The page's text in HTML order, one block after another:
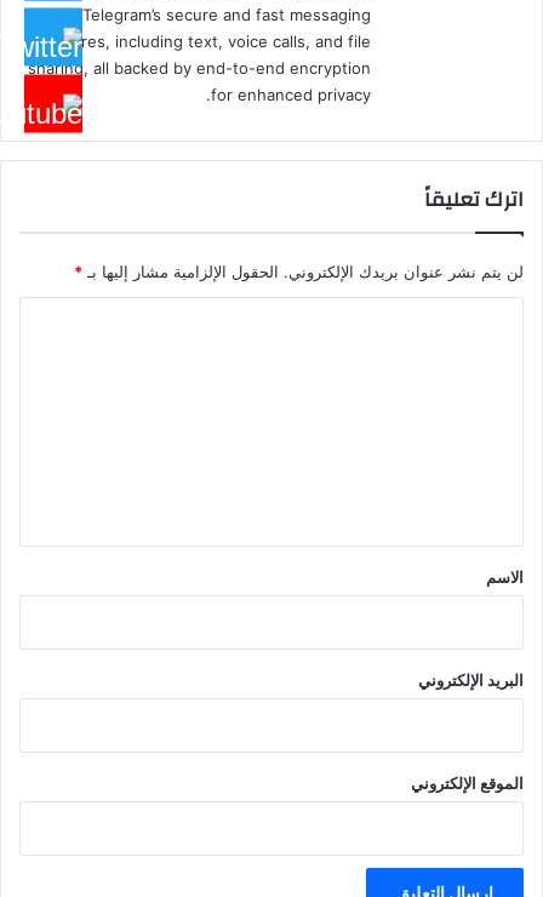
Telegram’s secure and fast messaging
features, including text, voice calls, and file
sharing, all backed by end-to-end encryption
for enhanced privacy.
اترك تعليقاً
لن يتم نشر عنوان بريدك الإلكتروني. الحقول الإلزامية مشار إليها بـ*
*
الاسم
البريد الإلكتروني
الموقع الإلكتروني